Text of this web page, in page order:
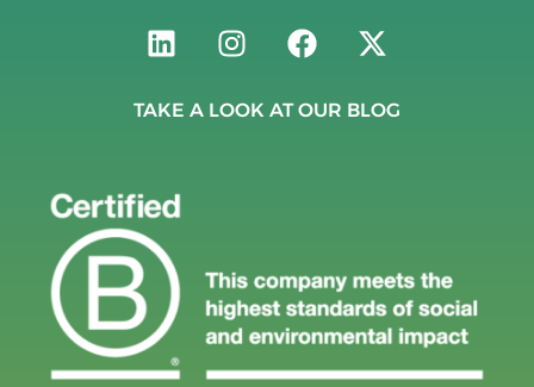
TAKE A LOOK AT OUR BLOG